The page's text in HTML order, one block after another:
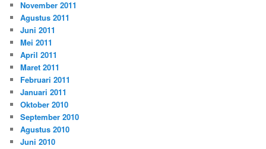
November 2011
Agustus 2011
Juni 2011
Mei 2011
April 2011
Maret 2011
Februari 2011
Januari 2011
Oktober 2010
September 2010
Agustus 2010
Juni 2010